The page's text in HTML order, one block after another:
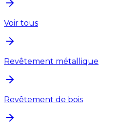
Voir tous
Revêtement métallique
Revêtement de bois